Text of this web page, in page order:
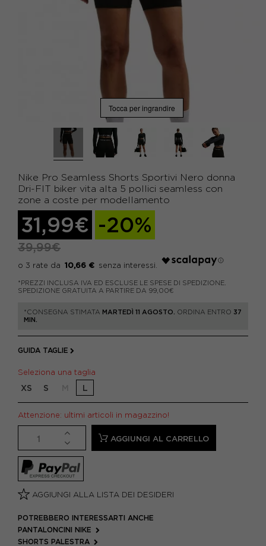
Tocca per ingrandire
Nike Pro Seamless Shorts Sportivi Nero donna
Dri-FIT biker vita alta 5 pollici seamless con
zone a coste per modellamento
31,99€ -20%
39,99€
10,66 €
*PREZZI INCLUSA IVA ED ESCLUSE LE SPESE DI SPEDIZIONE.
SPEDIZIONE GRATUITA A PARTIRE DA 99,00€
*CONSEGNA STIMATA MARTEDÌ 11 AGOSTO. ORDINA ENTRO 37
MIN.
GUIDA TAGLIE
Seleziona una taglia
XS S L
Attenzione: ultimi articoli in magazzino!
AGGIUNGI AL CARRELLO
AGGIUNGI ALLA LISTA DEI DESIDERI
POTREBBERO INTERESSARTI ANCHE
PANTALONCINI NIKE
SHORTS PALESTRA